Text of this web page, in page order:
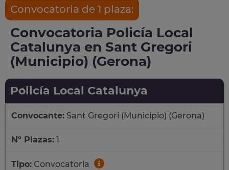
Convocatoria de 1 plaza:
Convocatoria Policía Local
Catalunya en Sant Gregori
(Municipio) (Gerona)
Policía Local Catalunya
Convocante: Sant Gregori (Municipio) (Gerona)
Nº Plazas: 1
Tipo: Convocatoria